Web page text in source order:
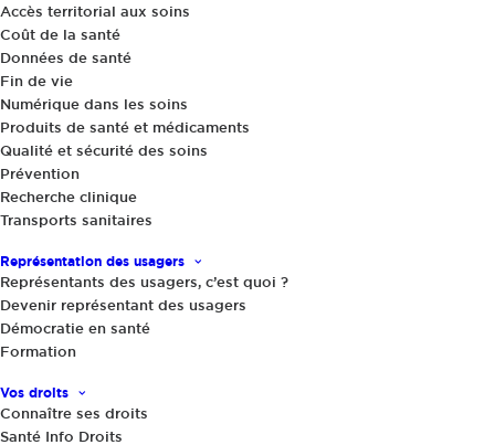
Accès territorial aux soins
Coût de la santé
Données de santé
Fin de vie
Numérique dans les soins
Produits de santé et médicaments
Qualité et sécurité des soins
Prévention
Recherche clinique
Transports sanitaires
Représentation des usagers
Représentants des usagers, c’est quoi ?
Devenir représentant des usagers
Démocratie en santé
Formation
Vos droits
Connaître ses droits
Santé Info Droits
Actualités | 23 juin 2017
Maisons de retraite : comparez les
tarifs !